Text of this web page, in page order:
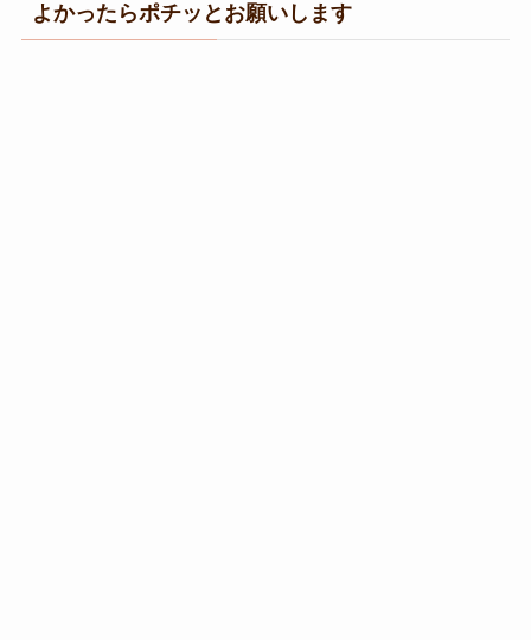
よかったらポチッとお願いします